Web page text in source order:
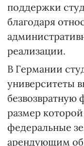
поддержки
благодаря
реализации.
В Германии
университеты
размер
федеральные
арендующим